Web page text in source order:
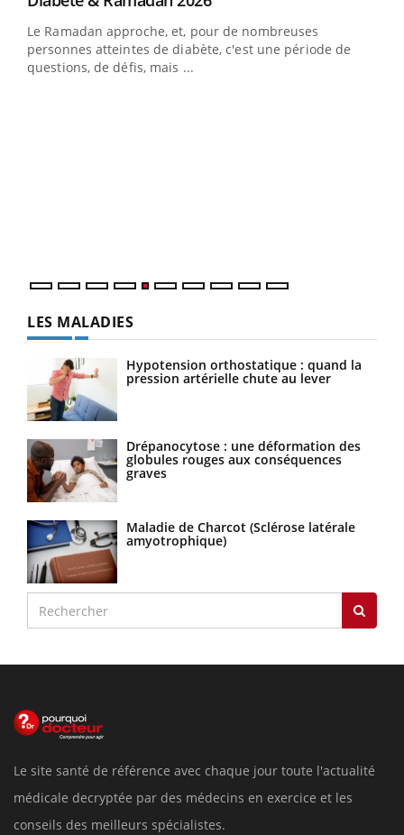
Le Ramadan approche, et, pour de nombreuses
personnes atteintes de diabète, c'est une période de
questions, de défis, mais ...
LES MALADIES
Hypotension orthostatique : quand la
pression artérielle chute au lever
Drépanocytose : une déformation des
globules rouges aux conséquences
graves
Maladie de Charcot (Sclérose latérale
amyotrophique)
Le site santé de référence avec chaque jour toute l'actualité
médicale decryptée par des médecins en exercice et les
conseils des meilleurs spécialistes.